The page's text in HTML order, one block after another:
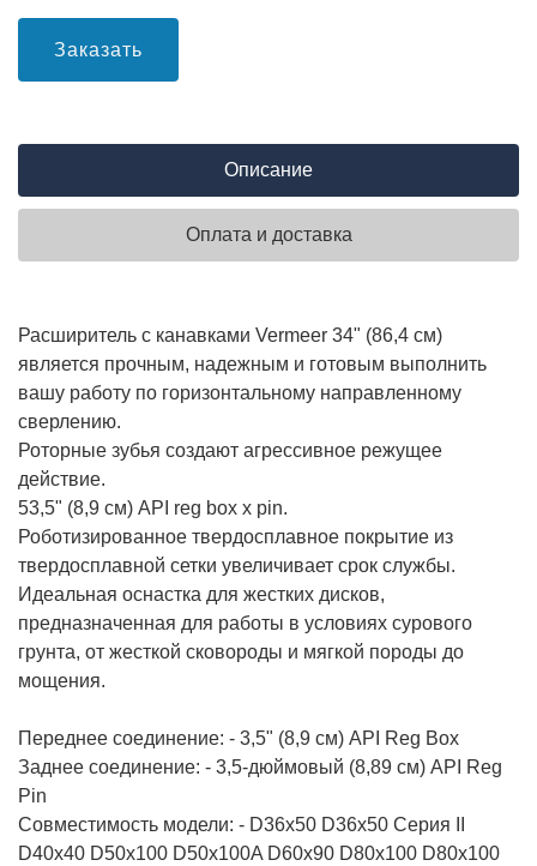
Заказать
Описание
Оплата и доставка
Расширитель с канавками Vermeer 34" (86,4 см)
является прочным, надежным и готовым выполнить
вашу работу по горизонтальному направленному
сверлению.
Роторные зубья создают агрессивное режущее
действие.
53,5" (8,9 см) API reg box x pin.
Роботизированное твердосплавное покрытие из
твердосплавной сетки увеличивает срок службы.
Идеальная оснастка для жестких дисков,
предназначенная для работы в условиях сурового
грунта, от жесткой сковороды и мягкой породы до
мощения.
Переднее соединение: - 3,5" (8,9 см) API Reg Box
Заднее соединение: - 3,5-дюймовый (8,89 см) API Reg
Pin
Совместимость модели: - D36x50 D36x50 Серия II
D40x40 D50x100 D50x100A D60x90 D80x100 D80x100